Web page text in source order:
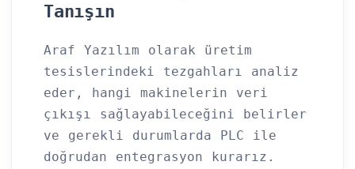
Tanışın
Araf Yazılım olarak üretim
tesislerindeki tezgahları analiz
eder, hangi makinelerin veri
çıkışı sağlayabileceğini belirler
ve gerekli durumlarda PLC ile
doğrudan entegrasyon kurarız.